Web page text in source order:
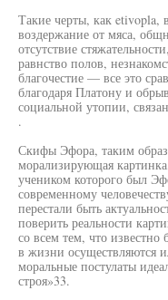
Такие черты, как etivopla,
воздержание от мяса,
отсутствие
равнство полов,
благочестие — все это
благодаря Платону и
социальной утопии,
.
Скифы Эфора, таким
морализирующая
учеником которого был
современному
перестали быть
поверить реальности
со всем тем, что
в жизни осуществляются
моральные постулаты
строя»33.